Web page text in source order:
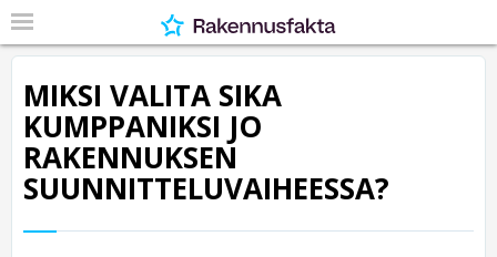
MIKSI VALITA SIKA
KUMPPANIKSI JO
RAKENNUKSEN
SUUNNITTELUVAIHEESSA?